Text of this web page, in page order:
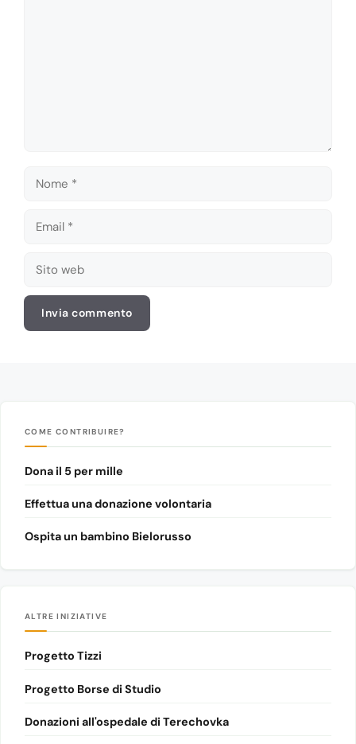
Nome
Email
Sito
COME CONTRIBUIRE?
Dona il 5 per mille
Effettua una donazione volontaria
Ospita un bambino Bielorusso
ALTRE INIZIATIVE
Progetto Tizzi
Progetto Borse di Studio
Donazioni all'ospedale di Terechovka